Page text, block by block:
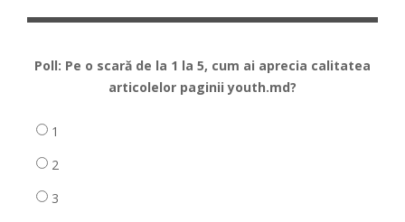
Poll: Pe o scară de la 1 la 5, cum ai aprecia calitatea
articolelor paginii youth.md?
1
2
3